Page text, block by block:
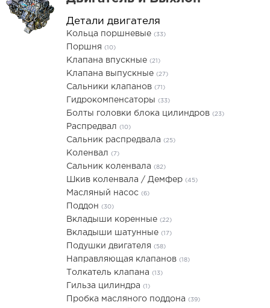
Детали двигателя
Кольца поршневые (33)
Поршня (10)
Клапана впускные (21)
Клапана выпускные (27)
Сальники клапанов (71)
Гидрокомпенсаторы (33)
Болты головки блока цилиндров (23)
Распредвал (10)
Сальник распредвала (25)
Коленвал (7)
Сальник коленвала (82)
Шкив коленвала / Демфер (45)
Масляный насос (6)
Поддон (30)
Вкладыши коренные (22)
Вкладыши шатунные (17)
Подушки двигателя (58)
Направляющая клапанов (18)
Толкатель клапана (13)
Гильза цилиндра (1)
Пробка масляного поддона (39)